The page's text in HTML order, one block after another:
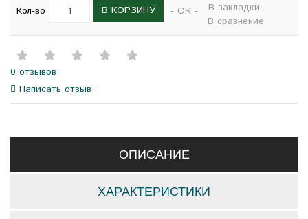
Кол-во В КОРЗИНУ - OR -
В закладки
В сравнение
0 отзывов
Написать отзыв
ОПИСАНИЕ
ХАРАКТЕРИСТИКИ